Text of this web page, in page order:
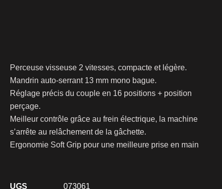
Perceuse visseuse 2 vitesses, compacte et légère.
Mandrin auto-serrant 13 mm mono bague.
Réglage précis du couple en 16 positions + position
perçage.
Meilleur contrôle grâce au frein électrique, la machine
s’arrête au relâchement de la gâchette.
Ergonomie Soft Grip pour une meilleure prise en main
UGS
073061